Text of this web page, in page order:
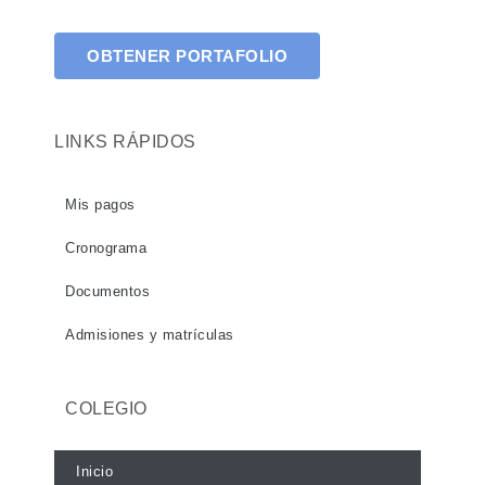
OBTENER PORTAFOLIO
LINKS RÁPIDOS
Mis pagos
Cronograma
Documentos
Admisiones y matrículas
COLEGIO
Inicio